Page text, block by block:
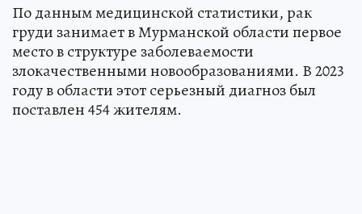
По данным медицинской статистики, рак
груди занимает в Мурманской области первое
место в структуре заболеваемости
злокачественными новообразованиями. В 2023
году в области этот серьезный диагноз был
поставлен 454 жителям.